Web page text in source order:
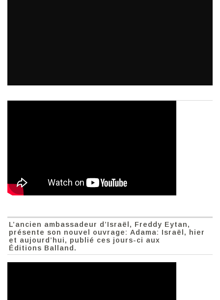
L’ancien ambassadeur d’Israël, Freddy Eytan,
présente son nouvel ouvrage: Adama: Israël, hier
et aujourd’hui, publié ces jours-ci aux
Éditions Balland.